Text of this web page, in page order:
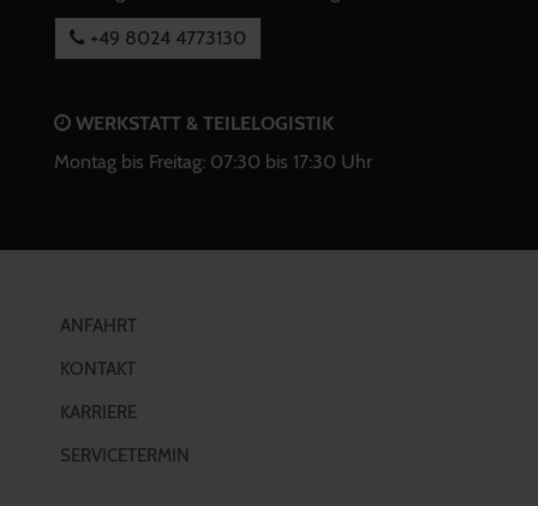
+49 8024 4773130
WERKSTATT & TEILELOGISTIK
Montag bis Freitag: 07:30 bis 17:30 Uhr
ANFAHRT
KONTAKT
KARRIERE
SERVICETERMIN